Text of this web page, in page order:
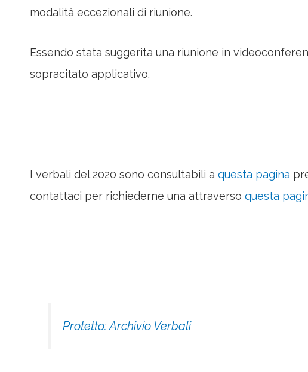
modalità eccezionali di riunione.
Essendo stata suggerita una riunione in
sopracitato applicativo.
I verbali del 2020 sono consultabili a questa pagina
contattaci per richiederne una attraverso questa
Protetto: Archivio Verbali